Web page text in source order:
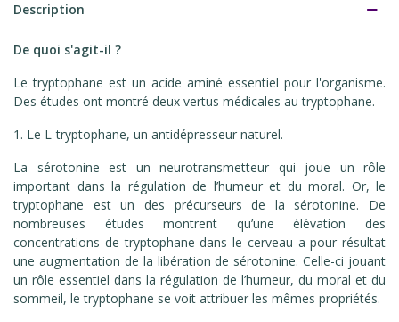
Description
De quoi s'agit-il ?
Le tryptophane est un acide aminé essentiel pour l'organisme.
Des études ont montré deux vertus médicales au tryptophane.
1. Le L-tryptophane, un antidépresseur naturel.
La sérotonine est un neurotransmetteur qui joue un rôle
important dans la régulation de l’humeur et du moral. Or, le
tryptophane est un des précurseurs de la sérotonine. De
nombreuses études montrent qu’une élévation des
concentrations de tryptophane dans le cerveau a pour résultat
une augmentation de la libération de sérotonine. Celle-ci jouant
un rôle essentiel dans la régulation de l’humeur, du moral et du
sommeil, le tryptophane se voit attribuer les mêmes propriétés.